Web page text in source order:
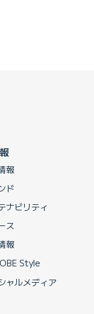
報
ド
ナビリティ
ス
報
Style
ャルメディア